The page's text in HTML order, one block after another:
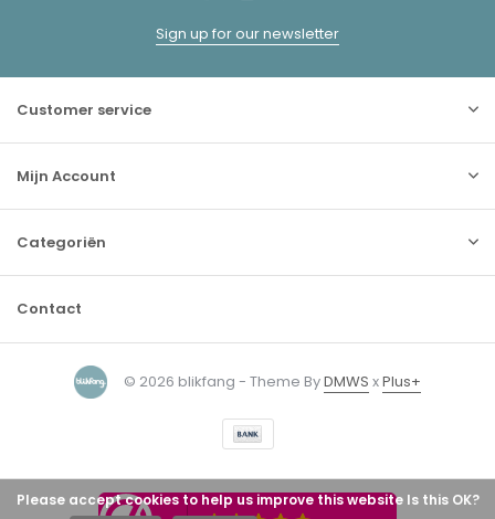
Sign up for our newsletter
Customer service
Mijn Account
Categoriën
Contact
© 2026 blikfang - Theme ByDMWS xPlus+
Please accept cookies to help us improve this website Is this OK?